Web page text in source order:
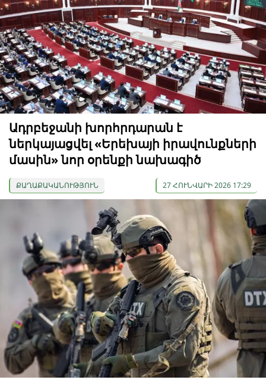
Ադրբեջանի խորհրդարան է
ներկայացվել «Երեխայի իրավունքների
մասին» նոր օրենքի նախագիծ
ՔԱՂԱՔԱԿԱՆՈՒԹՅՈՒՆ 27 ՀՈՒՆՎԱՐԻ 2026 17:29